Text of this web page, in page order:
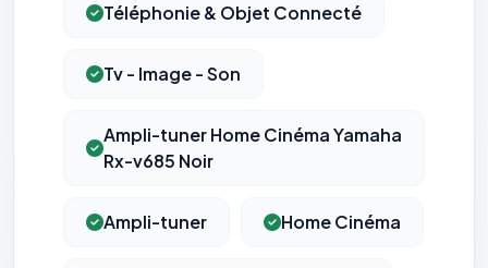
Téléphonie & Objet Connecté
Tv - Image - Son
Ampli-tuner Home Cinéma Yamaha
Rx-v685 Noir
Ampli-tuner Home Cinéma